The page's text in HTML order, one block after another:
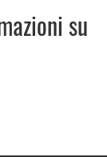
su